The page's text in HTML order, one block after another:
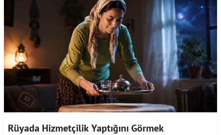
Rüyada Hizmetçilik Yaptığını Görmek